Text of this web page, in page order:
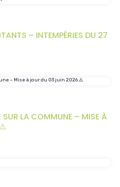
– INTEMPÉRIES DU 27
LA COMMUNE – MISE À